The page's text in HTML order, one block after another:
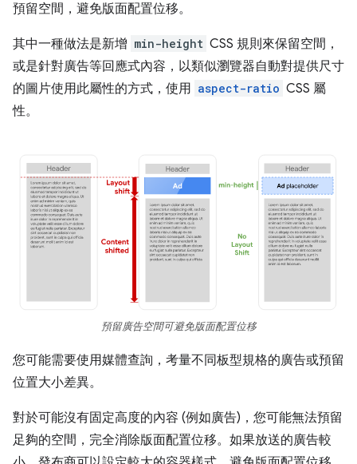
預留空間，避免版面配置位移。
其中一種做法是新增 min-height CSS 規則來保留空間，
或是針對廣告等回應式內容，以類似瀏覽器自動對提供尺寸
的圖片使用此屬性的方式，使用 aspect-ratio CSS 屬
性。
預留廣告空間可避免版面配置位移
您可能需要使用媒體查詢，考量不同板型規格的廣告或預留
位置大小差異。
對於可能沒有固定高度的內容 (例如廣告)，您可能無法預留
足夠的空間，完全消除版面配置位移。如果放送的廣告較